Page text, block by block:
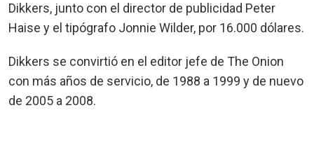
Dikkers, junto con el director de publicidad Peter
Haise y el tipógrafo Jonnie Wilder, por 16.000 dólares.
Dikkers se convirtió en el editor jefe de The Onion
con más años de servicio, de 1988 a 1999 y de nuevo
de 2005 a 2008.